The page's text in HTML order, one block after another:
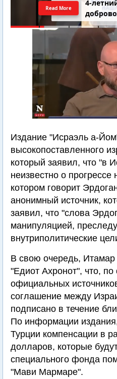
4-
Read More
Издание "Исраэль а-
высокопоставленного
который заявил, что "в
неизвестно о прогрессе
котором говорит
анонимный источник,
заявил, что "слова
манипуляцией,
внутриполитические
В свою очередь, Итамар
"Едиот Ахронот", что,
официальных
соглашение между
подписано в течение
По информации
Турции компенсации в
долларов, которые
специального фонда
"Мави Мармаре".